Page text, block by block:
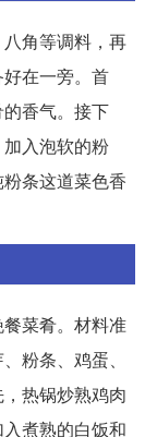
角等调料，再
在一旁。首
香气。接下
入泡软的粉
条这道菜色香
菜肴。材料准
粉条、鸡蛋、
热锅炒熟鸡肉
煮熟的白饭和